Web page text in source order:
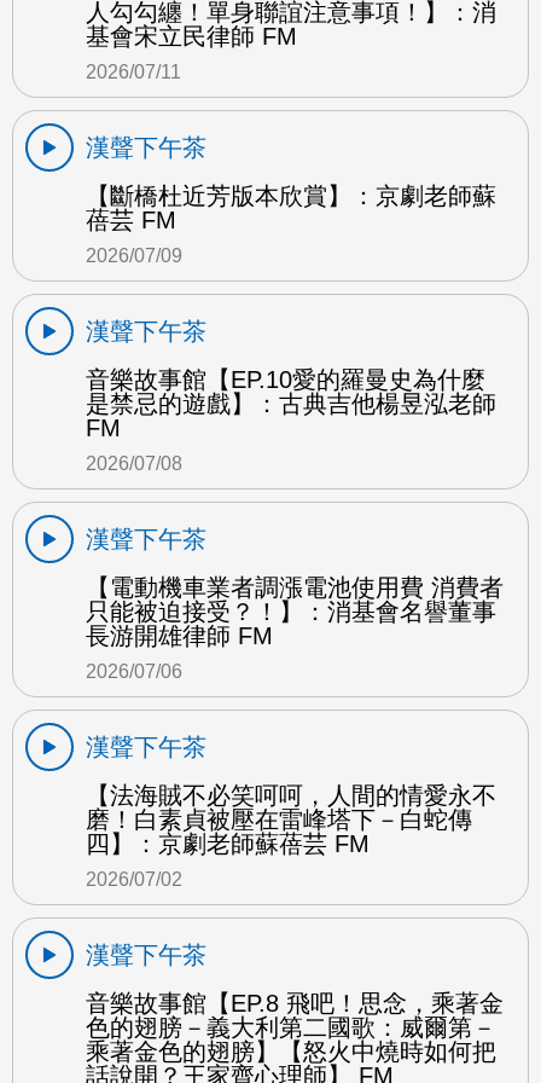
人勾勾纏！單身聯誼注意事項！】：消
基會宋立民律師 FM
2026/07/11
漢聲下午茶
【斷橋杜近芳版本欣賞】：京劇老師蘇
蓓芸 FM
2026/07/09
漢聲下午茶
音樂故事館【EP.10愛的羅曼史為什麼
是禁忌的遊戲】：古典吉他楊昱泓老師
FM
2026/07/08
漢聲下午茶
【電動機車業者調漲電池使用費 消費者
只能被迫接受？！】：消基會名譽董事
長游開雄律師 FM
2026/07/06
漢聲下午茶
【法海賊不必笑呵呵，人間的情愛永不
磨！白素貞被壓在雷峰塔下－白蛇傳
四】：京劇老師蘇蓓芸 FM
2026/07/02
漢聲下午茶
音樂故事館【EP.8 飛吧！思念，乘著金
色的翅膀－義大利第二國歌：威爾第－
乘著金色的翅膀】【怒火中燒時如何把
話說開？王家齊心理師】 FM